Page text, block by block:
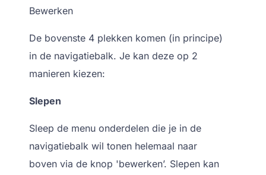
Bewerken
De bovenste 4 plekken komen (in principe)
in de navigatiebalk. Je kan deze op 2
manieren kiezen:
Slepen
Sleep de menu onderdelen die je in de
navigatiebalk wil tonen helemaal naar
boven via de knop 'bewerken’. Slepen kan